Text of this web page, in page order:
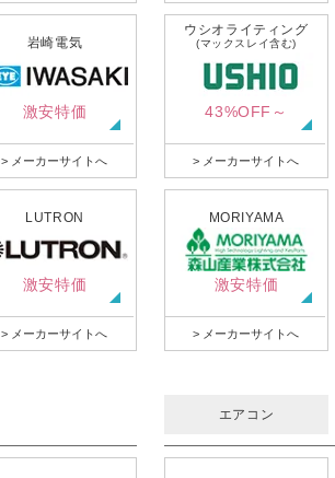
岩崎電気
激安特価
> メーカーサイトへ
ウシオライティング
(マックスレイ含む)
43%OFF～
> メーカーサイトへ
LUTRON
激安特価
> メーカーサイトへ
MORIYAMA
激安特価
> メーカーサイトへ
エアコン